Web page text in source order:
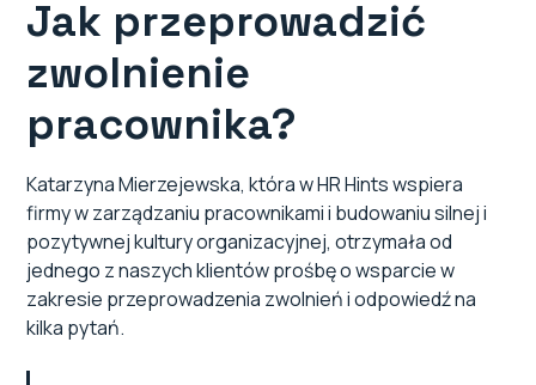
Jak przeprowadzić
zwolnienie
pracownika?
Katarzyna Mierzejewska, która w HR Hints wspiera
firmy w zarządzaniu pracownikami i budowaniu silnej i
pozytywnej kultury organizacyjnej, otrzymała od
jednego z naszych klientów prośbę o wsparcie w
zakresie przeprowadzenia zwolnień i odpowiedź na
kilka pytań.